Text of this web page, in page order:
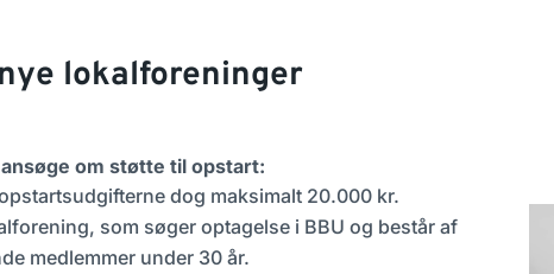
lokalforeninger
om støtte til opstart:
dog maksimalt 20.000 kr.
som søger optagelse i BBU og består af
medlemmer under 30 år.